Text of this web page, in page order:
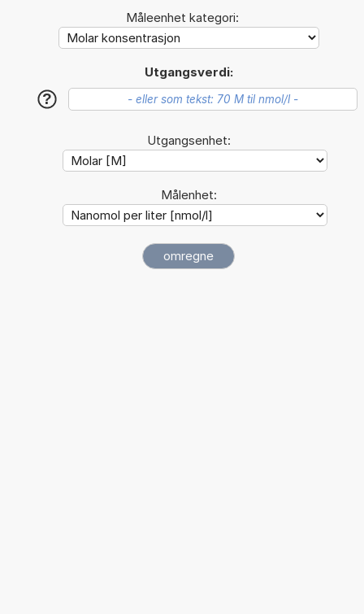
Måleenhet kategori:
Utgangsverdi:
?
Utgangsenhet:
Målenhet: